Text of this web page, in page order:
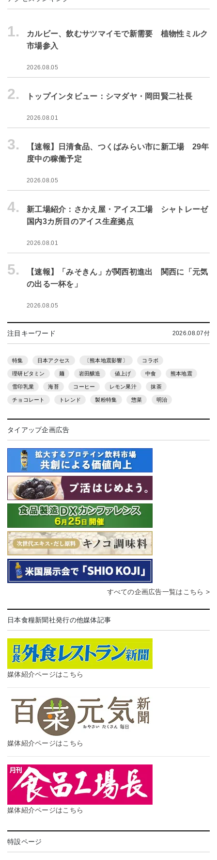
1.
カルビー、飲むサツマイモで新需要 植物性ミルク
市場参入
2026.08.05
2. トップインタビュー：シマダヤ・岡田賢二社長
2026.08.01
3.
【速報】日清食品、つくばみらい市に新工場 29年
度中の稼働予定
2026.08.05
4.
新工場紹介：さかえ屋・アイス工場 シャトレーゼ
国内3カ所目のアイス生産拠点
2026.08.01
5.
【速報】「みそきん」が関西初進出 関西に「元気
の出る一杯を」
2026.08.05
注目キーワード 2026.08.07付
特集 日本アクセス 〔熊本地震影響〕 コラボ
理研ビタミン 麺 岩田醸造 値上げ 中食 熊本地震
雪印乳業 海苔 コーヒー レモン果汁 抹茶
チョコレート トレンド 製粉特集 惣菜 明治
タイアップ企画広告
すべての企画広告一覧はこちら >
日本食糧新聞社発行の他媒体記事
媒体紹介ページはこちら
媒体紹介ページはこちら
媒体紹介ページはこちら
特設ページ